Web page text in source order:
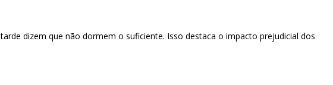
dizem que não dormem o suficiente. Isso destaca o impacto prejudicial dos